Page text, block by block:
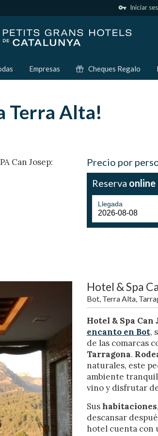
vpn_key Iniciar
Empresas Cheques Regalo
Terra Alta!
Can Josep:
Precio por
Reserva online
Llegada
Hotel & Spa
Bot, Terra Alta,
Hotel & Spa Can
encanto en Bot,
de las comarcas
Tarragona.
naturales, este
ambiente
vino y disfrutar
Sus habitaciones
descansar
hotel cuenta con
propias para recopilar información con la finalidad
continua navegando, supone la aceptación de la
usuario tiene la posibilidad de configurar su
que sean instaladas en su disco duro,
dicha acción podrá ocasionar dificultades de
y análisis del comportamiento de los